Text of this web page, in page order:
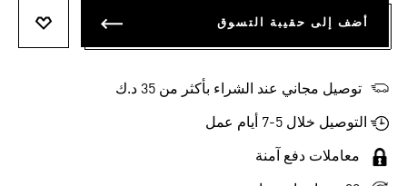
أضف إلى حقيبة التسوق
توصيل مجاني عند الشراء بأكثر من 35 د.ك
التوصيل خلال 5-7 أيام عمل
معاملات دفع آمنة